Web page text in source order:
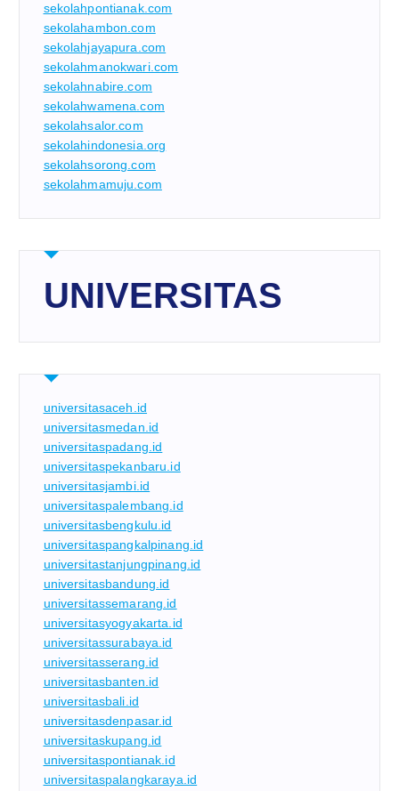
sekolahpontianak.com
sekolahambon.com
sekolahjayapura.com
sekolahmanokwari.com
sekolahnabire.com
sekolahwamena.com
sekolahsalor.com
sekolahindonesia.org
sekolahsorong.com
sekolahmamuju.com
UNIVERSITAS
universitasaceh.id
universitasmedan.id
universitaspadang.id
universitaspekanbaru.id
universitasjambi.id
universitaspalembang.id
universitasbengkulu.id
universitaspangkalpinang.id
universitastanjungpinang.id
universitasbandung.id
universitassemarang.id
universitasyogyakarta.id
universitassurabaya.id
universitasserang.id
universitasbanten.id
universitasbali.id
universitasdenpasar.id
universitaskupang.id
universitaspontianak.id
universitaspalangkaraya.id